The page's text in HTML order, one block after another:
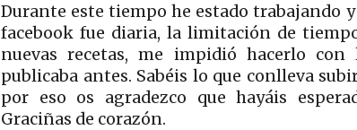
Durante este tiempo he estado trabajando
facebook fue diaria, la limitación de
nuevas recetas, me impidió hacerlo
publicaba antes. Sabéis lo que conlleva
por eso os agradezco que hayáis
Graciñas de corazón.